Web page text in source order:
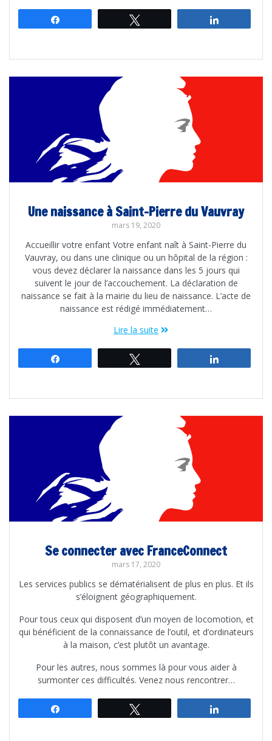
Une naissance à Saint-Pierre du Vauvray
mars 19, 2020
Accueillir votre enfant Votre enfant naît à Saint-Pierre du
Vauvray, ou dans une clinique ou un hôpital de la région :
vous devez déclarer la naissance dans les 5 jours qui
suivent le jour de l’accouchement. La déclaration de
naissance se fait à la mairie du lieu de naissance. L’acte de
naissance est rédigé immédiatement…
Lire la suite
Se connecter avec FranceConnect
mars 17, 2020
Les services publics se dématérialisent de plus en plus. Et ils
s’éloignent géographiquement.
Pour tous ceux qui disposent d’un moyen de locomotion, et
qui bénéficient de la connaissance de l’outil, et d’ordinateurs
à la maison, c’est plutôt un avantage.
Pour les autres, nous sommes là pour vous aider à
surmonter ces difficultés. Venez nous rencontrer…